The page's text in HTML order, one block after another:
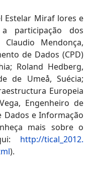
Estelar Miraf lores e
participação dos
Mendonça,
de Dados (CPD)
Roland Hedberg,
de Umeå, Suécia;
Europeia
Engenheiro de
Dados e Informação
mais sobre o
http://tical_2012.
).